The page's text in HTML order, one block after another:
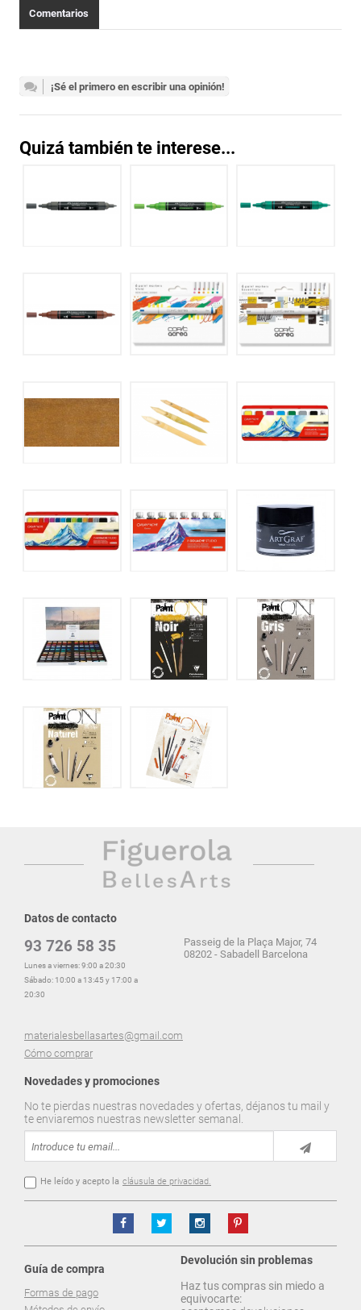
Comentarios
¡Sé el primero en escribir una opinión!
Quizá también te interese...
Datos de contacto
93 726 58 35
Lunes a viernes: 9:00 a 20:30
Sábado: 10:00 a 13:45 y 17:00 a
20:30
materialesbellasartes@gmail.com
Cómo comprar
Passeig de la Plaça Major, 74
08202 - Sabadell Barcelona
Novedades y promociones
No te pierdas nuestras novedades y ofertas, déjanos tu mail y
te enviaremos nuestras newsletter semanal.
He leído y acepto la cláusula de privacidad.
Guía de compra
Formas de pago
Devolución sin problemas
Haz tus compras sin miedo a
equivocarte: